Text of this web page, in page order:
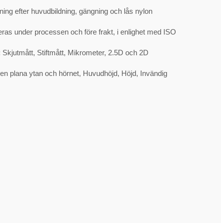
efter huvudbildning, gängning och lås nylon
under processen och före frakt, i enlighet med ISO
Stiftmått, Mikrometer, 2.5D och 2D
plana ytan och hörnet, Huvudhöjd, Höjd, Invändig